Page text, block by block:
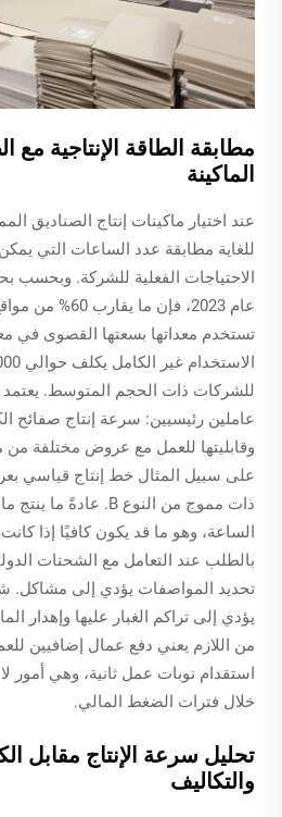
مطابقة الطاقة الإنتاجية مع
الماكينة
عند اختيار ماكينات إنتاج الصناديق
للغاية مطابقة عدد الساعات التي يمكن
عام 2023، فإن ما
تستخدم معداتها بسعتها القصوى في
للشركات ذات الحجم المتوسط. يعتمد
عاملين رئيسيين: سرعة إنتاج صفائح
وقابليتها للعمل مع عروض مختلفة من
الساعة، وهو ما قد يكون كافيًا إذا
بالطلب عند التعامل مع الشحنات
تحديد المواصفات يؤدي إلى مشاكل.
يؤدي إلى تراكم الغبار عليها وإهدار
من اللازم يعني دفع عمال إضافيين
استقدام نوبات عمل ثانية، وهي أمور
خلال فترات الضغط المالي.
تحليل سرعة الإنتاج مقابل
والتكاليف